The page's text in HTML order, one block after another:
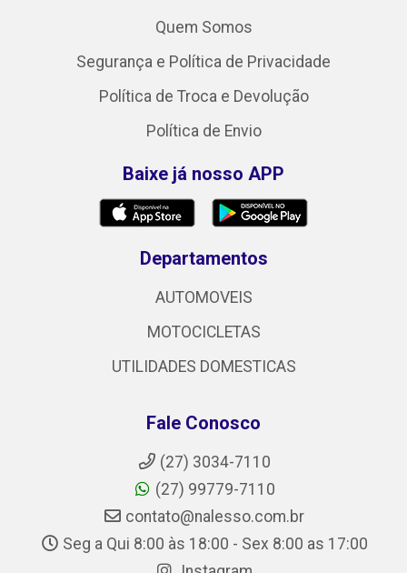
Quem Somos
Segurança e Política de Privacidade
Política de Troca e Devolução
Política de Envio
Baixe já nosso APP
Departamentos
AUTOMOVEIS
MOTOCICLETAS
UTILIDADES DOMESTICAS
Fale Conosco
(27) 3034-7110
(27) 99779-7110
contato@nalesso.com.br
Seg a Qui 8:00 às 18:00 - Sex 8:00 as 17:00